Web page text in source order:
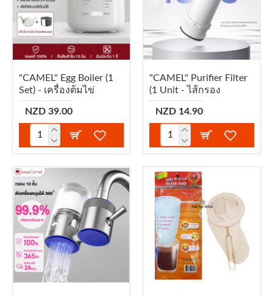
"CAMEL" Egg Boiler (1
Set) - เครื่องต้มไข่
NZD 39.00
"CAMEL" Purifier Filter
(1 Unit - ไส้กรอง
NZD 14.90